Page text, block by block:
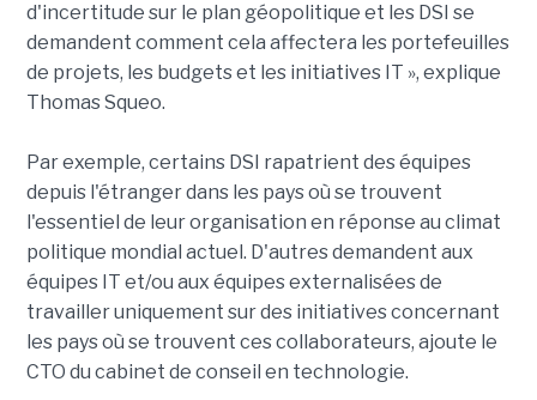
d'incertitude sur le plan géopolitique et les DSI se
demandent comment cela affectera les portefeuilles
de projets, les budgets et les initiatives IT », explique
Thomas Squeo.
Par exemple, certains DSI rapatrient des équipes
depuis l'étranger dans les pays où se trouvent
l'essentiel de leur organisation en réponse au climat
politique mondial actuel. D'autres demandent aux
équipes IT et/ou aux équipes externalisées de
travailler uniquement sur des initiatives concernant
les pays où se trouvent ces collaborateurs, ajoute le
CTO du cabinet de conseil en technologie.